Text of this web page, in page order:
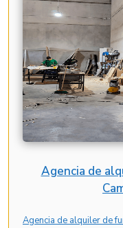
Agencia de
Agencia de alquiler de